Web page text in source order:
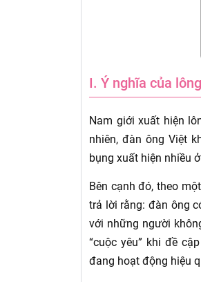
I. Ý nghĩa của
Nam giới xuất hiện
nhiên, đàn ông Việt
bụng xuất hiện nhiều
Bên cạnh đó, theo
trả lời rằng: đàn ông
với những người
“cuộc yêu” khi đề
đang hoạt động hiệu